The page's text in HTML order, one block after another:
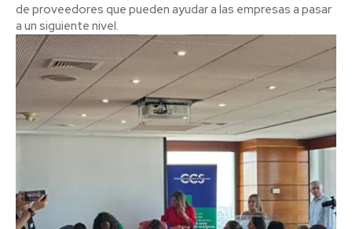
de proveedores que pueden ayudar a las empresas a pasar
a un siguiente nivel.